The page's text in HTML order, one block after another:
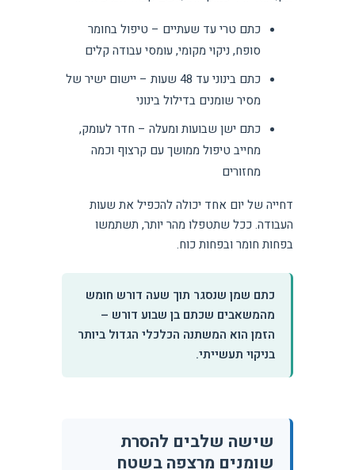
כתם טרי עד שעתיים – טיפול בחומר
סופח, ניקוי מקומי, עומסי עבודה קלים
כתם בינוני עד 48 שעות – יישום ישיר של
מסיר שומנים בדילול בינוני
כתם ישן שבועות ומעלה – חדר לעומק,
מחייב טיפול ממושך עם קרצוף וכמה
מחזורים
דחייה של יום אחד יכולה להכפיל את שעות
העבודה. ככל שתטפלו מהר יותר, תשתמשו
בפחות חומר ובפחות כוח.
כתם שמן שנסגר תוך שעה דורש חומש
מהמשאבים שכתם בן שבוע דורש –
הזמן הוא המשתנה הכלכלי הגדול ביותר
בניקוי תעשייתי.
שישה שלבים להסרת
שומנים מרצפה בשטח